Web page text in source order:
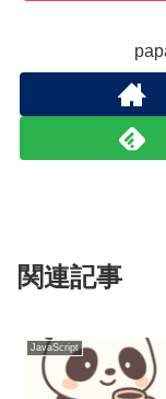
関連記事
JavaScript